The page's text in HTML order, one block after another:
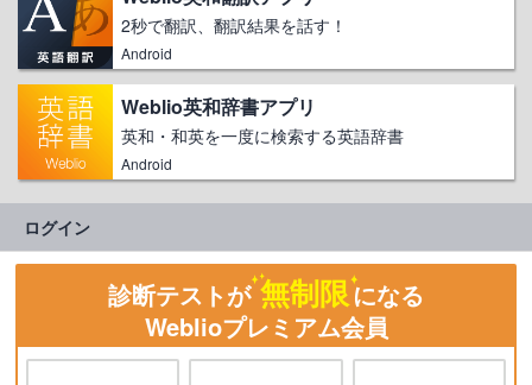
2秒で翻訳、翻訳結果を話す！
Android
Weblio英和辞書アプリ
英和・和英を一度に検索する英語辞書
Android
ログイン
診断テストが 無制限になる
Weblioプレミアム会員